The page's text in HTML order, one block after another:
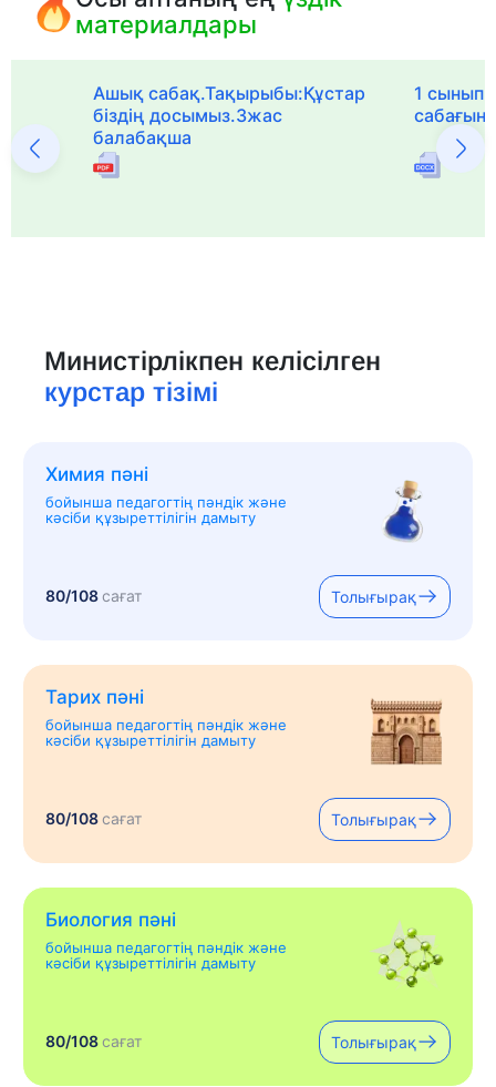
материалдары
Ашық сабақ.Тақырыбы:Құстар
біздің досымыз.3жас
балабақша
1
Министірлікпен келісілген
курстар тізімі
Химия пәні
бойынша педагогтің пәндік және
кәсіби құзыреттілігін дамыту
80/108сағат Толығырақ
Тарих пәні
бойынша педагогтің пәндік және
кәсіби құзыреттілігін дамыту
80/108сағат Толығырақ
Биология пәні
бойынша педагогтің пәндік және
кәсіби құзыреттілігін дамыту
80/108сағат Толығырақ